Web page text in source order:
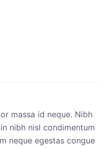
massa id neque. Nibh
nibh nisl condimentum
neque egestas congue